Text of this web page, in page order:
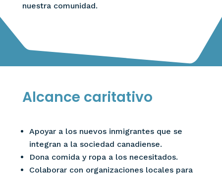
nuestra comunidad.
Alcance caritativo
Apoyar a los nuevos inmigrantes que se
integran a la sociedad canadiense.
Dona comida y ropa a los necesitados.
Colaborar con organizaciones locales para